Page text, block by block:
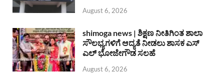
August 6, 2026
shimoga news | ಶಿಕ್ಷಣ ನೀತಿಗಿಂತ ಶಾಲಾ
ಸೌಲಭ್ಯಗಳಿಗೆ ಆದ್ಯತೆ ನೀಡಲು ಶಾಸಕ ಎಸ್
ಎಲ್ ಭೋಜೇಗೌಡ ಸಲಹೆ
August 6, 2026